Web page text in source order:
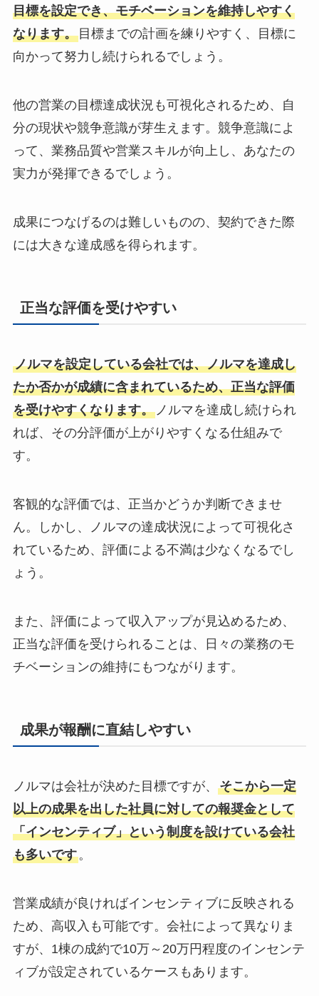
目標を設定でき、モチベーションを維持しやすく
なります。目標までの計画を練りやすく、目標に
向かって努力し続けられるでしょう。
他の営業の目標達成状況も可視化されるため、自
分の現状や競争意識が芽生えます。競争意識によ
って、業務品質や営業スキルが向上し、あなたの
実力が発揮できるでしょう。
成果につなげるのは難しいものの、契約できた際
には大きな達成感を得られます。
正当な評価を受けやすい
ノルマを設定している会社では、ノルマを達成し
たか否かが成績に含まれているため、正当な評価
を受けやすくなります。ノルマを達成し続けられ
れば、その分評価が上がりやすくなる仕組みで
す。
客観的な評価では、正当かどうか判断できませ
ん。しかし、ノルマの達成状況によって可視化さ
れているため、評価による不満は少なくなるでし
ょう。
また、評価によって収入アップが見込めるため、
正当な評価を受けられることは、日々の業務のモ
チベーションの維持にもつながります。
成果が報酬に直結しやすい
ノルマは会社が決めた目標ですが、 そこから一定
以上の成果を出した社員に対しての報奨金として
「インセンティブ」という制度を設けている会社
も多いです。
営業成績が良ければインセンティブに反映される
ため、高収入も可能です。会社によって異なりま
すが、1棟の成約で10万～20万円程度のインセンテ
ィブが設定されているケースもあります。